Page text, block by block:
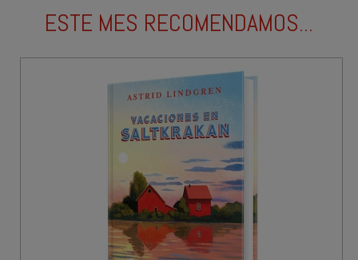
ESTE MES RECOMENDAMOS...